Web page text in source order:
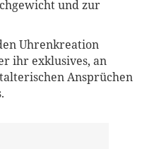
und zur
Uhrenkreation
ihr exklusives, an
Ansprüchen